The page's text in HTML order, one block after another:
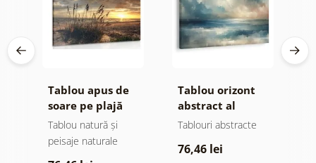
Tablou apus de
soare pe plajă
Tablou natură și
peisaje naturale
Tablou orizont
abstract al
oceanului
Tablouri abstracte
76,46 lei